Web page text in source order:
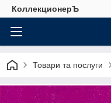
КоллекционерЪ
Товари та послуги